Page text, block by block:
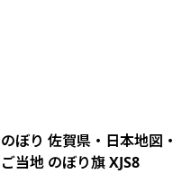
のぼり 佐賀県・日本地図・
ご当地 のぼり旗 XJS8